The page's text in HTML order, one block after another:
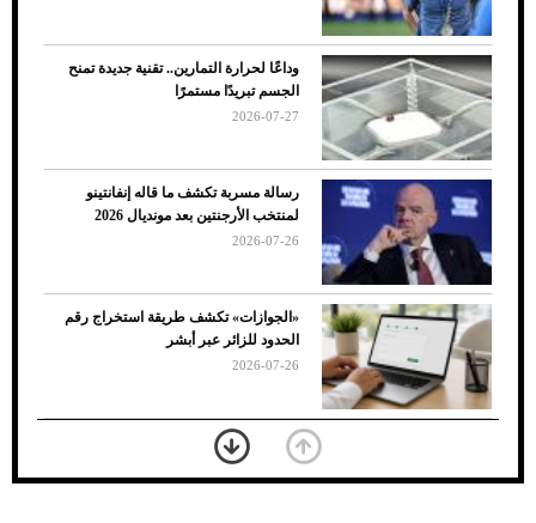
7 نصائح لاختيار لون البنطلون المناسب للقميص
الأسود
وداعًا لحرارة التمارين.. تقنية جديدة تمنح
الجسم تبريدًا مستمرًا
2026-07-27
رسالة مسربة تكشف ما قاله إنفانتينو
لمنتخب الأرجنتين بعد مونديال 2026
2026-07-26
«الجوازات» تكشف طريقة استخراج رقم
الحدود للزائر عبر أبشر
2026-07-26
بعد 7 أشهر من تعرضه لحادث مروع.. جوشوا
يفوز على برينغا بـ"الضربة القاضية" (فيديو)